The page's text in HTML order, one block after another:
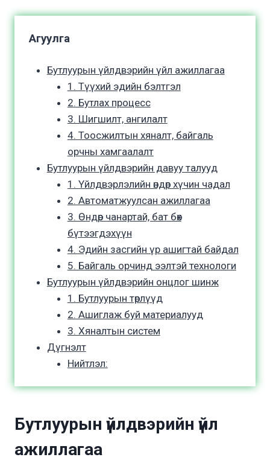
Агуулга
Бутлуурын үйлдвэрийн үйл ажиллагаа
1. Түүхий эдийн бэлтгэл
2. Бутлах процесс
3. Шигшилт, ангилалт
4. Тоосжилтын хяналт, байгаль
орчны хамгаалалт
Бутлуурын үйлдвэрийн давуу талууд
1. Үйлдвэрлэлийн өндөр хүчин чадал
2. Автоматжуулсан ажиллагаа
3. Өндөр чанартай, бат бөх
бүтээгдэхүүн
4. Эдийн засгийн үр ашигтай байдал
5. Байгаль орчинд ээлтэй технологи
Бутлуурын үйлдвэрийн онцлог шинж
1. Бутлуурын төрлүүд
2. Ашиглаж буй материалууд
3. Хяналтын систем
Дүгнэлт
Нийтлэл:
Бутлуурын үйлдвэрийн үйл
ажиллагаа